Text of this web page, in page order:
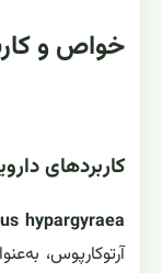
خواص و
کاربردهای
hypargyraea
آرتوکارپوس،